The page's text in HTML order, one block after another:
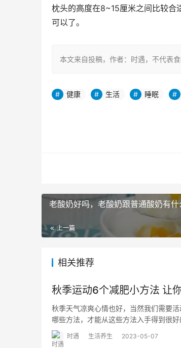
枕头的高度在8~15厘米之间比较合
可以了。
本文来自投稿，作者：时遇，不代表
健康 生活 睡眠
老酸奶好吗，老酸奶跟普通酸奶有什
上一篇
相关推荐
秋季运动6个减肥小方法 让
秋季天气凉爽心情也好，当然我们需要
哪些方法，才能从这些方法入手得到很
时遇 生活养生 2023-05-07